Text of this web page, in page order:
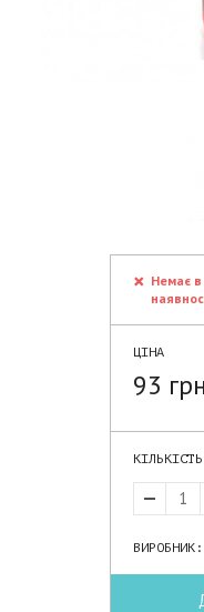
Немає в
ЦІНА
93
КІЛЬКІСТЬ
ВИРОБНИК: